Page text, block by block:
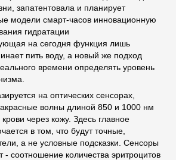
запатентовала и планирует
модели смарт-часов инновационную
гидратации
на сегодня функция лишь
пить воду, а новый же подход
времени определять уровень
на оптических сенсорах,
волны длиной 850 и 1000 нм
через кожу. Здесь главное
в том, что будут точные,
а не условные подсказки. Сенсоры
- соотношение количества эритроцитов